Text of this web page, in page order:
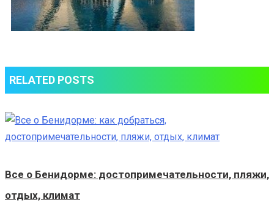
RELATED POSTS
Все о Бенидорме: достопримечательности, пляжи,
отдых, климат